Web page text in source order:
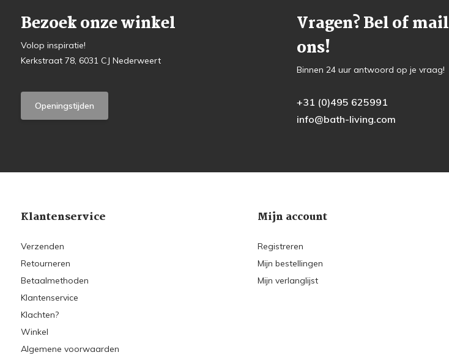
Bezoek onze winkel
Volop inspiratie!
Kerkstraat 78, 6031 CJ Nederweert
Openingstijden
Vragen? Bel of mail
ons!
Binnen 24 uur antwoord op je vraag!
+31 (0)495 625991
info@bath-living.com
Klantenservice
Verzenden
Retourneren
Betaalmethoden
Klantenservice
Klachten?
Winkel
Algemene voorwaarden
Mijn account
Registreren
Mijn bestellingen
Mijn verlanglijst